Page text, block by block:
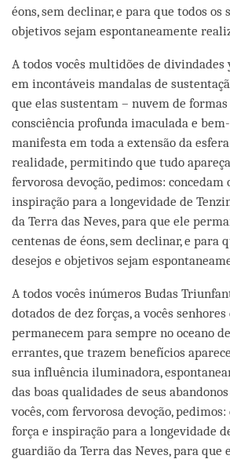
éons, sem declinar, e para que todos os
objetivos sejam espontaneamente
A todos vocês multidões de divindades
em incontáveis mandalas de
que elas sustentam – nuvem de
consciência profunda imaculada e
manifesta em toda a extensão da
realidade, permitindo que tudo apareça
fervorosa devoção, pedimos: concedam
inspiração para a longevidade de
da Terra das Neves, para que ele
centenas de éons, sem declinar, e para
desejos e objetivos sejam
A todos vocês inúmeros Budas
dotados de dez forças, a vocês
permanecem para sempre no oceano
errantes, que trazem benefícios
sua influência iluminadora,
das boas qualidades de seus
vocês, com fervorosa devoção,
força e inspiração para a longevidade
guardião da Terra das Neves, para que